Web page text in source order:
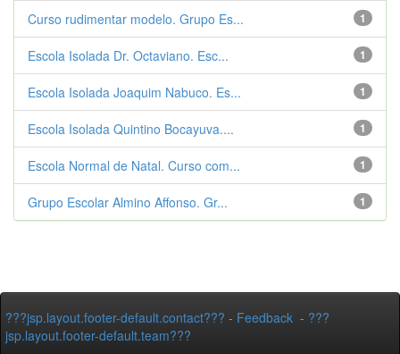
1
Curso rudimentar modelo. Grupo Es...
1
Escola Isolada Dr. Octaviano. Esc...
1
Escola Isolada Joaquim Nabuco. Es...
1
Escola Isolada Quintino Bocayuva....
1
Escola Normal de Natal. Curso com...
1
Grupo Escolar Almino Affonso. Gr...
???jsp.layout.footer-default.contact??? - Feedback - ???
jsp.layout.footer-default.team???